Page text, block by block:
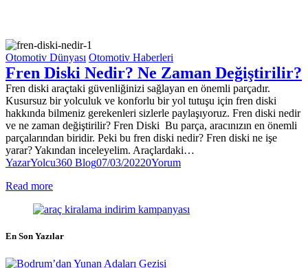
Otomotiv Dünyası Otomotiv Haberleri
Fren Diski Nedir? Ne Zaman Değiştirilir?
Fren diski araçtaki güvenliğinizi sağlayan en önemli parçadır.
Kusursuz bir yolculuk ve konforlu bir yol tutuşu için fren diski
hakkında bilmeniz gerekenleri sizlerle paylaşıyoruz. Fren diski nedir
ve ne zaman değiştirilir? Fren Diski Bu parça, aracınızın en önemli
parçalarından biridir. Peki bu fren diski nedir? Fren diski ne işe
yarar? Yakından inceleyelim. Araçlardaki…
YazarYolcu360 Blog07/03/20220Yorum
Read more
En Son Yazılar